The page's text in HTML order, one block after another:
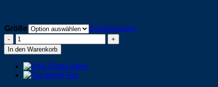
Größe
Zurücksetzen
Rock
-
Merle
Menge
In den Warenkorb